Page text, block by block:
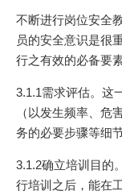
不断进行岗位安全
员的安全意识是很
行之有效的必备要
3.1.1需求评估。这
（以发生频率、危
务的必要步骤等细节
3.1.2确立培训目的
行培训之后，能在